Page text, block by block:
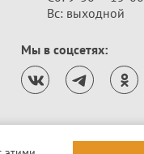
Вс: выходной
Мы в соцсетях: